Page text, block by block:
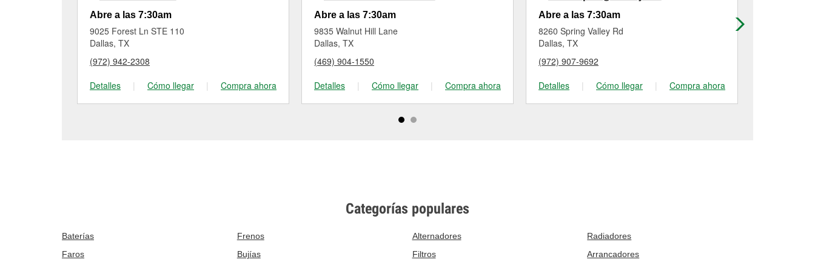
Abre a las 7:30am
9025 Forest Ln STE 110
Dallas, TX
(972) 942-2308
Detalles
| Cómo llegar | Compra ahora
Abre a las 7:30am
9835 Walnut Hill Lane
Dallas, TX
(469) 904-1550
Detalles
| Cómo llegar | Compra ahora
Abre a las 7:30am
8260 Spring Valley Rd
Dallas, TX
(972) 907-9692
Detalles
| Cómo llegar | Compra ahora
Categorías populares
Baterías Frenos Alternadores
Radiadores
Faros
Bujías Filtros Arrancadores